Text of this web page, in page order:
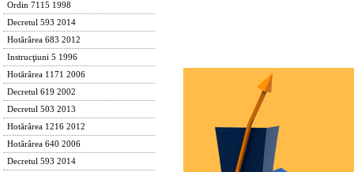
Ordin 7115 1998
Decretul 593 2014
Hotărârea 683 2012
Instrucţiuni 5 1996
Hotărârea 1171 2006
Decretul 619 2002
Decretul 503 2013
Hotărârea 1216 2012
Hotărârea 640 2006
Decretul 593 2014